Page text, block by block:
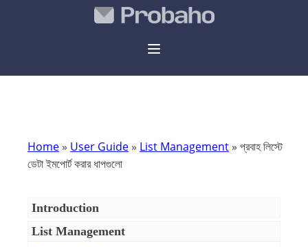
Home » User Guide » List Management » প্রবাহ লিস্টে
ডেটা ইমপোর্ট করার ধাপগুলো
Introduction
List Management